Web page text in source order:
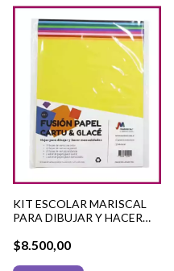
KIT ESCOLAR MARISCAL
PARA DIBUJAR Y HACER
$8.500,00